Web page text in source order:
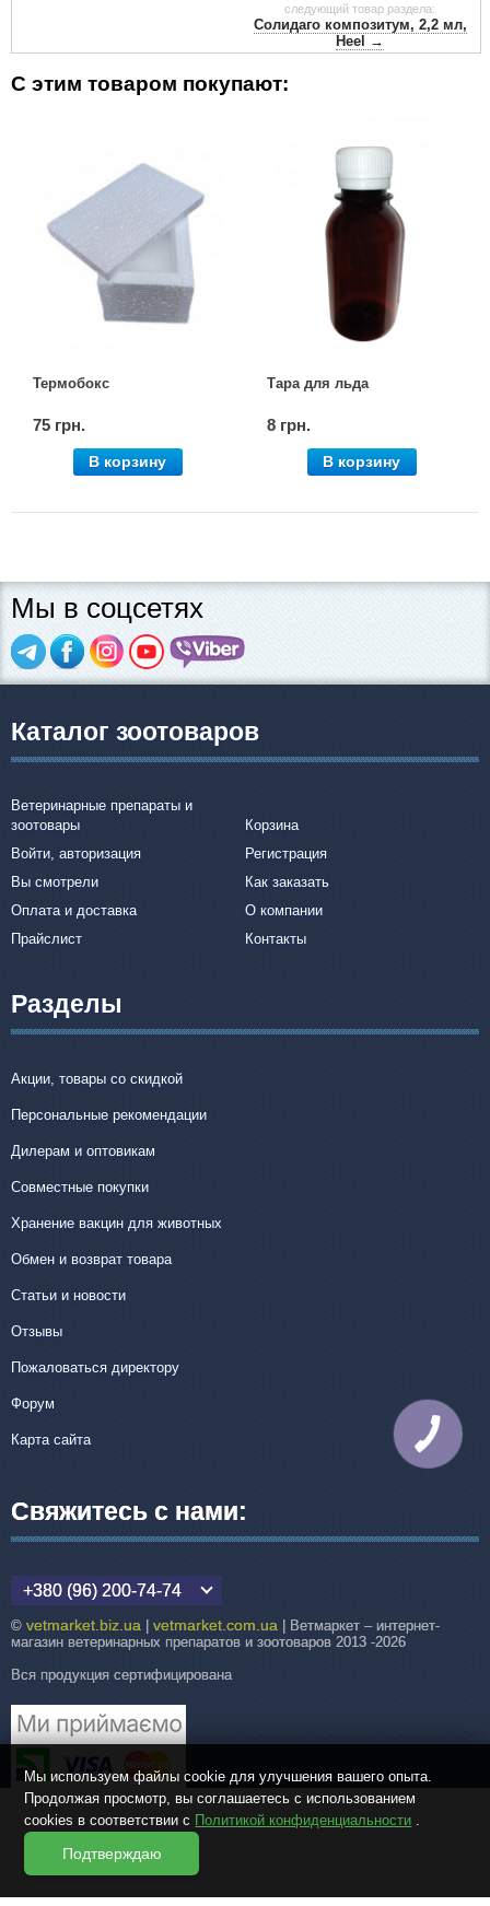
следующий товар раздела:
Солидаго композитум, 2,2 мл,
Heel →
С этим товаром покупают:
Термобокс
75 грн.
В корзину
Тара для льда
8 грн.
В корзину
Мы в соцсетях
Каталог зоотоваров
Ветеринарные препараты и
зоотовары
Корзина
Войти, авторизация
Регистрация
Вы смотрели
Как заказать
Оплата и доставка
О компании
Прайслист
Контакты
Разделы
Акции, товары со скидкой
Персональные рекомендации
Дилерам и оптовикам
Совместные покупки
Хранение вакцин для животных
Обмен и возврат товара
Статьи и новости
Отзывы
Пожаловаться директору
Форум
Карта сайта
Свяжитесь с нами:
+380 (96) 200-74-74
© vetmarket.biz.ua vetmarket.com.ua | Ветмаркет – интернет-
магазин ветеринарных препаратов и зоотоваров 2013 -2026
Вся продукция сертифицирована
Мы используем файлы cookie для улучшения вашего опыта.
Продолжая просмотр, вы соглашаетесь с использованием
cookies в соответствии с Политикой конфиденциальности .
Подтверждаю
КНОПКА
СВЯЗИ